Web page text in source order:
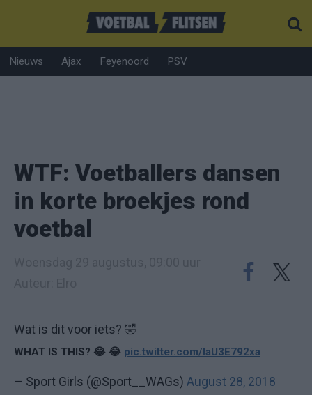
Nieuws Ajax Feyenoord PSV
WTF: Voetballers dansen
in korte broekjes rond
voetbal
Wat is dit voor iets? 🤣
WHAT IS THIS? 😂 😂 pic.twitter.com/laU3E792xa
— Sport Girls (@Sport__WAGs) August 28, 2018